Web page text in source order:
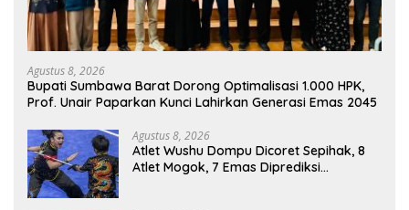
Agustus 8, 2026
Bupati Sumbawa Barat Dorong Optimalisasi 1.000 HPK,
Prof. Unair Paparkan Kunci Lahirkan Generasi Emas 2045
Agustus 8, 2026
Atlet Wushu Dompu Dicoret Sepihak, 8
Atlet Mogok, 7 Emas Diprediksi